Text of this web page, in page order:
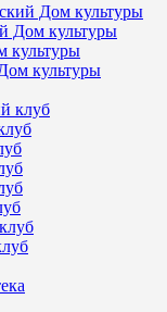
Дом культуры
Дом культуры
культуры
культуры
клуб